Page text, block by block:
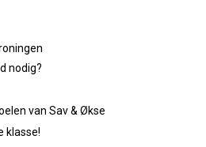
nodig?
van Sav & Økse
klasse!